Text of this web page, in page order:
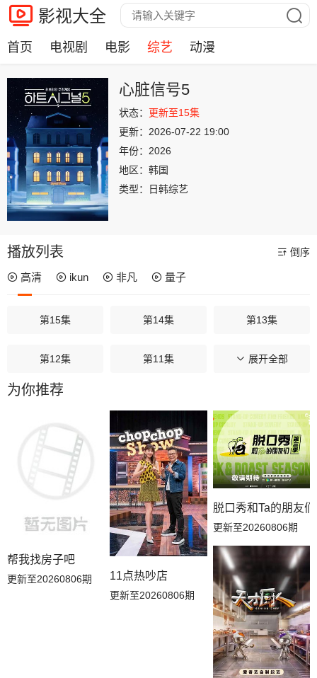
影视大全
首页 电视剧 电影 综艺 动漫
心脏信号5
状态： 更新至15集
更新： 2026-07-22 19:00
年份： 2026
地区： 韩国
类型：
日韩综艺
播放列表 倒序
高清 ikun 非凡 量子
第15集 第14集 第13集
第12集 第11集 第10集
第09集
第05集 第04集
第03集 第02集 第01集
展开全部
为你推荐
帮我找房子吧
更新至20260806期 11点热吵店
更新至20260806期
脱口秀和Ta的朋友
更新至20260806期